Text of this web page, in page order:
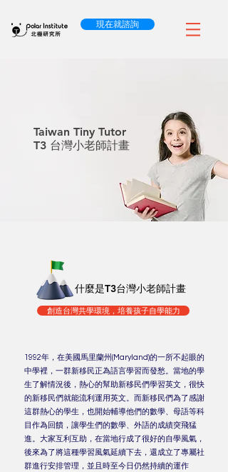
現在就諮詢
Taiwan Tiny Tutor
T3 台灣小老師計畫
什麼是T3台灣小老師計畫
創造台灣共學環境，培養孩子自學能力
1992年，在美國馬里蘭州(Maryland)的一所不起眼的
中學裡，一群新移民正為語言學習而發愁。當地的學
生了解情況後，熱心的幫助新移民們學習英文，很快
的新移民們就能流利運用英文。而新移民們為了感謝
這群熱心的學生，也開始輔導他們的數學、母語等科
目作為回饋，讓學生們的數學、外語的成績突飛猛
進。大家互利互助，在當地行成了很好的自學風氣，
後來為了將這種學習風氣延續下去，還成立了專屬社
群進行安排管理，並且時至今日仍然持續的運作